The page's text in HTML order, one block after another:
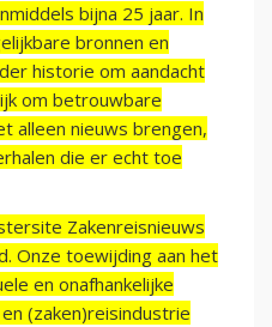
bijna 25 jaar. In
bronnen en
historie om aandacht
om betrouwbare
alleen nieuws brengen,
die er echt toe
Zakenreisnieuws
Onze toewijding aan het
en onafhankelijke
(zaken)reisindustrie